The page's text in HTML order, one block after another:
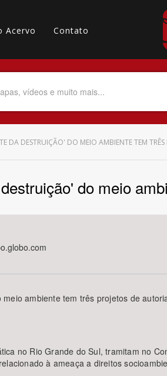
Acervo Contato
Até
DA DESTRUIÇÃO' DO MEIO AMBIENTE TEM
do meio
ambiente tem três projetos de
no Rio Grande do Sul, tramitam no
à ameaça a direitos